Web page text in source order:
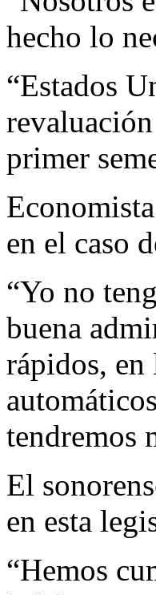
hecho lo
“Estados
primer
en el caso
“Yo no
buena
rápidos, en
tendremos
El
en esta
“Hemos